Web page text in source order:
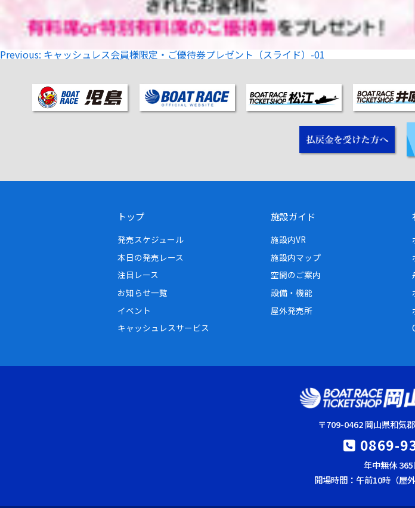
投
稿
Previous: キャッシュレス会員様限定・ご優待券プレゼント（スライド）-01
トップ
発売スケジュール
本日の発売レース
注目レース
お知らせ一覧
イベント
キャッシュレスサービス
施設ガイド
施設内VR
施設内マップ
空間のご案内
設備・機能
屋外発売所
〒709-0462 岡山県和気
0869-
年中無休
開場時間：午前10時（屋